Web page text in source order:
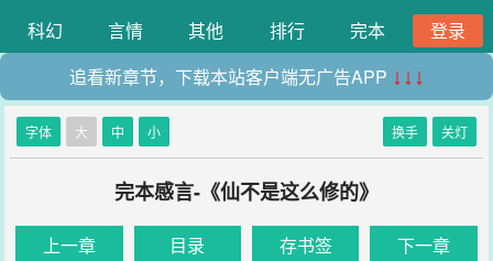
科幻
言情 其他 排行 完本
登录
追看新章节，下载本站客户端无广告APP ↓↓↓
字体 大 中 小 换手 关灯
完本感言-《仙不是这么修的》
上一章 目录 存书签 下一章